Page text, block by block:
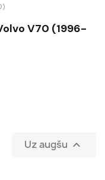
V70 (1996-
Uz augšu 